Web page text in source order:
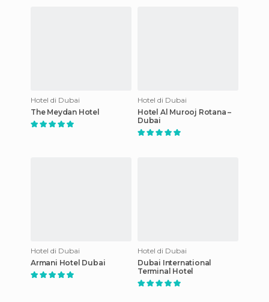
Hotel di Dubai
The Meydan Hotel
Hotel di Dubai
Hotel Al Murooj Rotana –
Dubai
Hotel di Dubai
Armani Hotel Dubai
Hotel di Dubai
Dubai International
Terminal Hotel